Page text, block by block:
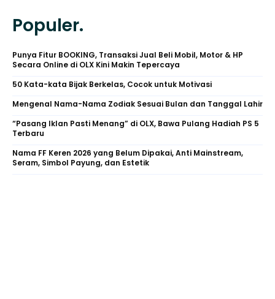
Populer.
Punya Fitur BOOKING, Transaksi Jual Beli Mobil, Motor & HP
Secara Online di OLX Kini Makin Tepercaya
50 Kata-kata Bijak Berkelas, Cocok untuk Motivasi
Mengenal Nama-Nama Zodiak Sesuai Bulan dan Tanggal Lahir
“Pasang Iklan Pasti Menang” di OLX, Bawa Pulang Hadiah PS 5
Terbaru
Nama FF Keren 2026 yang Belum Dipakai, Anti Mainstream,
Seram, Simbol Payung, dan Estetik